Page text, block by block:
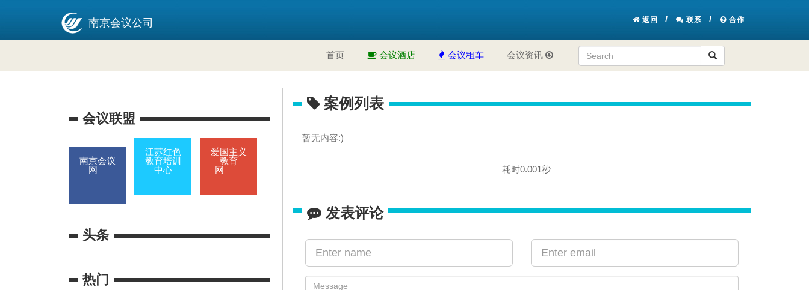
南京会议公司 返回 联系 合作
首页 会议酒店 会议租车 会议资讯
案例列表
暂无内容:)
耗时0.001秒
发表评论
会议联盟
南京会议
网
江苏红色
教育培训
中心
爱国主义
教育
网
头条
热门